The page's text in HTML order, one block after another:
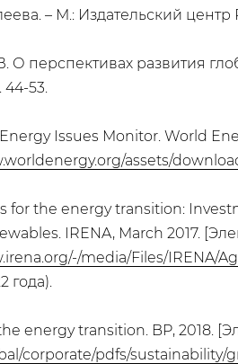
– М.: Издательский
О перспективах развития
44-53.
Issues Monitor. World
assets/
for the energy transition:
IRENA, March 2017.
media/Files/IRENA/
года).
energy transition. BP, 2018.
corporate/pdfs/